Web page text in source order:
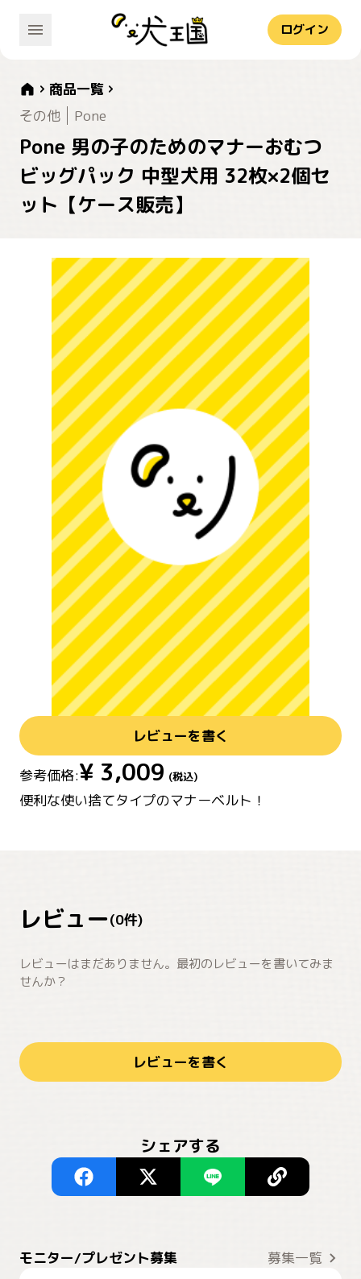
ログイン
商品一覧
その他
Pone
Pone 男の子のためのマナーおむつ
ビッグパック 中型犬用 32枚×2個セ
ット【ケース販売】
レビューを書く
参考価格:¥ 3,009 (税込)
便利な使い捨てタイプのマナーベルト！
レビュー(0件)
レビューはまだありません。最初のレビューを書いてみま
せんか？
レビューを書く
シェアする
モニター/プレゼント募集 募集一覧